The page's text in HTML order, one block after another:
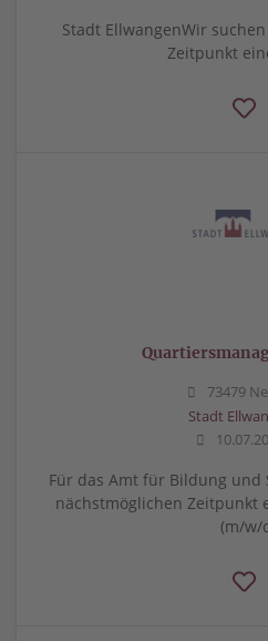
Stadt EllwangenWir
Zeitpunkt
73479
Stadt
Für das Amt für Bildung und
nächstmöglichen Zeitpunkt
(m/w/